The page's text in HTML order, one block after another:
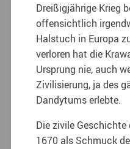
Dreißigjährige Krieg
offensichtlich
Halstuch in Europa
verloren hat die
Ursprung nie, auch
Zivilisierung, ja des
Dandytums erlebte.
Die zivile
1670 als Schmuck